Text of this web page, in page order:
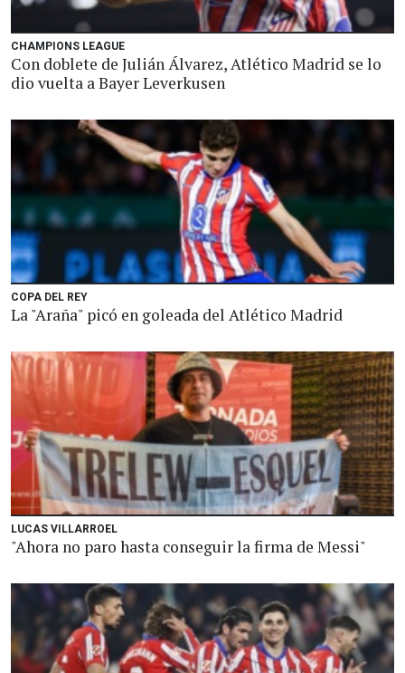
CHAMPIONS LEAGUE
Con doblete de Julián Álvarez, Atlético Madrid se lo
dio vuelta a Bayer Leverkusen
COPA DEL REY
La "Araña" picó en goleada del Atlético Madrid
LUCAS VILLARROEL
"Ahora no paro hasta conseguir la firma de Messi"